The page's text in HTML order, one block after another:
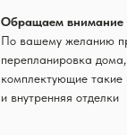
Обращаем внимание
По вашему желанию
перепланировка
комплектующие такие
и внутренняя отделки